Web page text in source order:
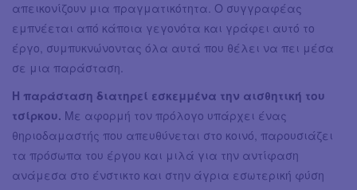
απεικονίζουν μια πραγματικότητα. Ο συγγραφέας
εμπνέεται από κάποια γεγονότα και γράφει αυτό το
έργο, συμπυκνώνοντας όλα αυτά που θέλει να πει μέσα
σε μια παράσταση.
Η παράσταση διατηρεί εσκεμμένα την αισθητική του
τσίρκου. Με αφορμή τον πρόλογο υπάρχει ένας
θηριοδαμαστής που απευθύνεται στο κοινό, παρουσιάζει
τα πρόσωπα του έργου και μιλά για την αντίφαση
ανάμεσα στο ένστικτο και στην άγρια εσωτερική φύση